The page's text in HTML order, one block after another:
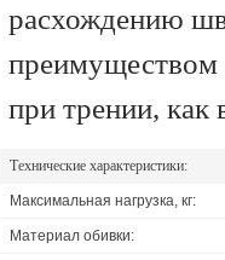
расхождению
преимуществом
при трении, как
Технические характеристики:
Максимальная нагрузка, кг:
Материал обивки: